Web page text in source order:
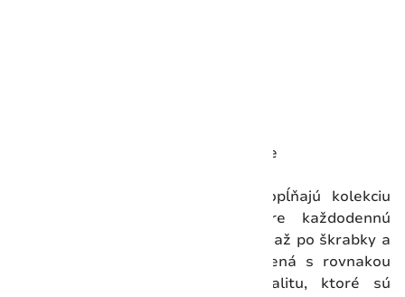
Nie
Victorinox kuchynské pomôcky dopĺňajú kolekciu
nožov o praktické nástroje pre každodennú
prípravu jedál. Od ocieľok a brúsok až po škrabky a
lyžice – každá pomôcka je vyrobená s rovnakou
precíznosťou a dôrazom na kvalitu, ktoré sú